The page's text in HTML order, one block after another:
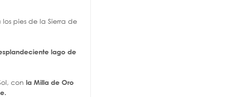
pies de la Sierra de
lago de
con la Milla de Oro